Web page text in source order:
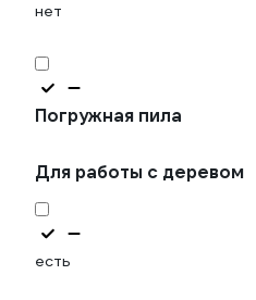
нет
Погружная пила
Для работы с деревом
есть